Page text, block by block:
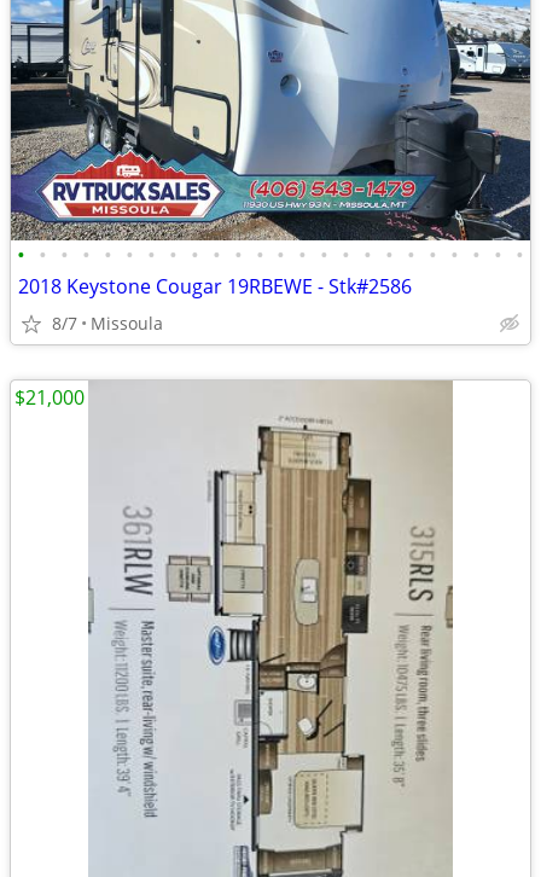
• • • • • • • • • • • • • • • • • • • • • • • •
2018 Keystone Cougar 19RBEWE - Stk#2586
8/7 Missoula
$21,000